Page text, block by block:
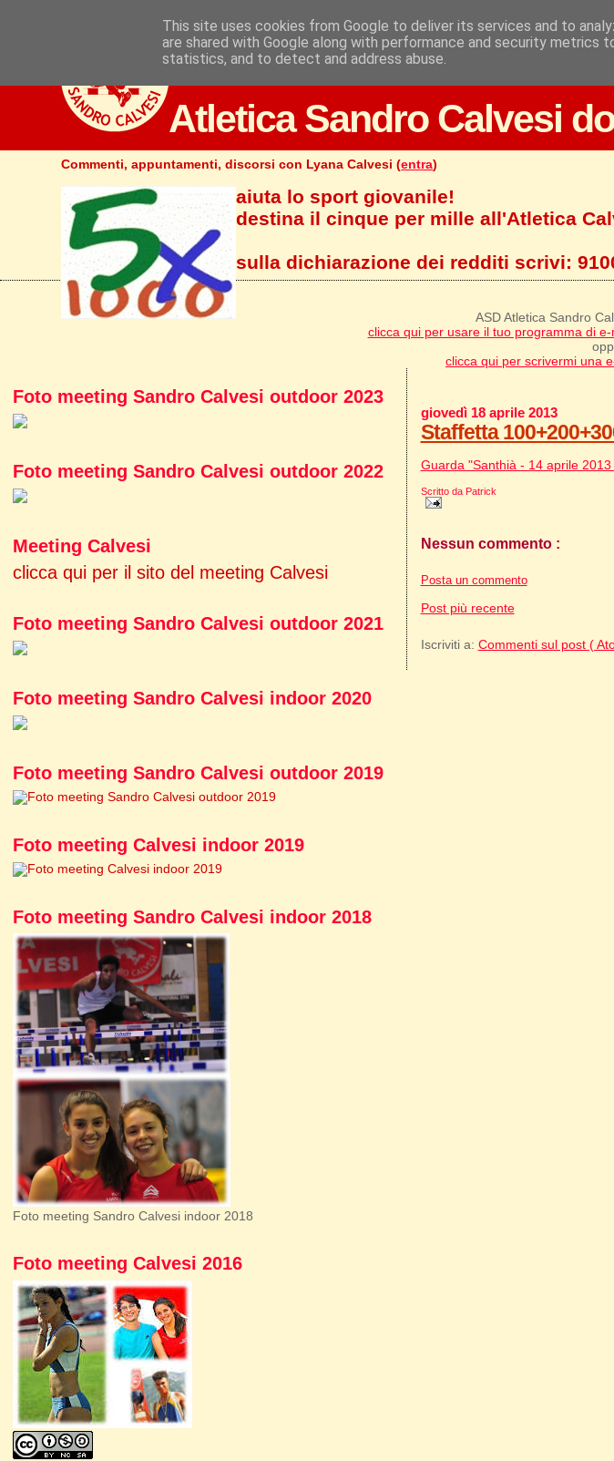
Atletica Sandro Calvesi
Commenti, appuntamenti, discorsi con Lyana Calvesi (entra)
aiuta lo sport giovanile!
destina il cinque per mille all'Atletica
sulla dichiarazione dei redditi scrivi:
ASD Atletica Sandro
clicca qui per usare il tuo programma di
clicca qui per scrivermi una
giovedì 18 aprile 2013
Staffetta
Guarda "Santhià - 14 aprile
Scritto da Patrick
Nessun commento :
Posta un commento
Post più recente
Iscriviti a: Commenti sul post (
Foto meeting Sandro Calvesi outdoor 2023
Foto meeting Sandro Calvesi outdoor 2022
Meeting Calvesi
clicca qui per il sito del meeting Calvesi
Foto meeting Sandro Calvesi outdoor 2021
Foto meeting Sandro Calvesi indoor 2020
Foto meeting Sandro Calvesi outdoor 2019
Foto meeting Calvesi indoor 2019
Foto meeting Sandro Calvesi indoor 2018
Foto meeting Sandro Calvesi indoor 2018
Foto meeting Calvesi 2016
This site uses cookies from Google to deliver its services and to
are shared with Google along with performance and security metrics
statistics, and to detect and address abuse.